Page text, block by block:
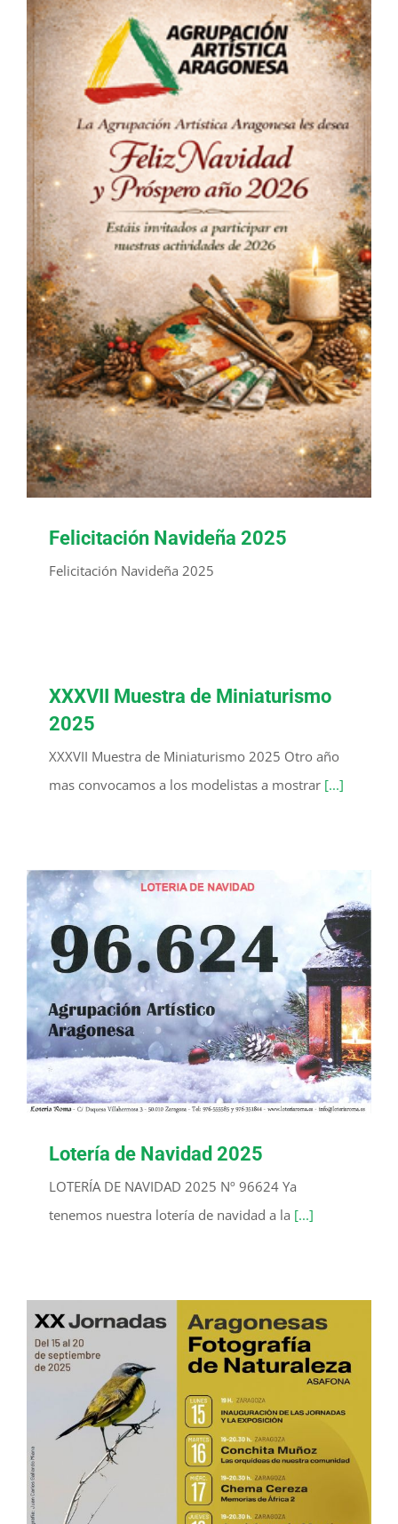
Felicitación Navideña 2025
Felicitación Navideña 2025
XXXVII Muestra de Miniaturismo
2025
XXXVII Muestra de Miniaturismo 2025 Otro año
mas convocamos a los modelistas a mostrar [...]
Lotería de Navidad 2025
LOTERÍA DE NAVIDAD 2025 Nº 96624 Ya
tenemos nuestra lotería de navidad a la [...]